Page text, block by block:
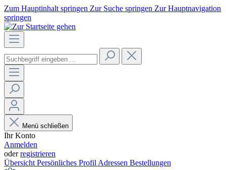
Zum Hauptinhalt springen Zur Suche springen Zur Hauptnavigation
springen
Menü schließen
Ihr Konto
Anmelden
oderregistrieren
Übersicht Persönliches Profil Adressen Bestellungen